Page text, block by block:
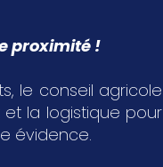
proximité !
le conseil agricole
la logistique pour
évidence.